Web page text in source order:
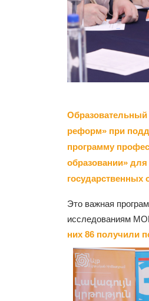
реформ» при
программу
образовании»
государственных
Это важная
исследованиям
них 86 получили